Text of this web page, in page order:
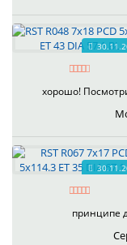
хорошо!
принципе